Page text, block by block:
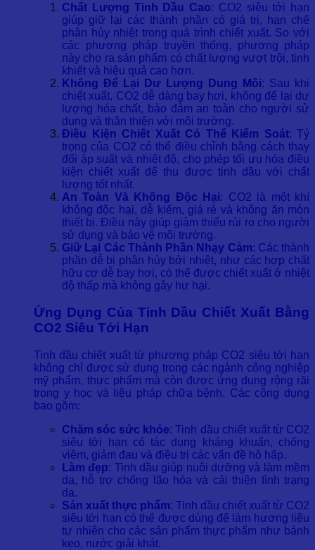
Chất Lượng Tinh Dầu Cao: CO2 siêu tới hạn
giúp giữ lại các thành phần có giá trị, hạn chế
phân hủy nhiệt trong quá trình chiết xuất. So với
các phương pháp truyền thống, phương pháp
này cho ra sản phẩm có chất lượng vượt trội, tinh
khiết và hiệu quả cao hơn.
Không Để Lại Dư Lượng Dung Môi: Sau khi
chiết xuất, CO2 dễ dàng bay hơi, không để lại dư
lượng hóa chất, bảo đảm an toàn cho người sử
dụng và thân thiện với môi trường.
Điều Kiện Chiết Xuất Có Thể Kiểm Soát: Tỷ
trọng của CO2 có thể điều chỉnh bằng cách thay
đổi áp suất và nhiệt độ, cho phép tối ưu hóa điều
kiện chiết xuất để thu được tinh dầu với chất
lượng tốt nhất.
An Toàn Và Không Độc Hại: CO2 là một khí
không độc hại, dễ kiếm, giá rẻ và không ăn mòn
thiết bị. Điều này giúp giảm thiểu rủi ro cho người
sử dụng và bảo vệ môi trường.
Giữ Lại Các Thành Phần Nhạy Cảm: Các thành
phần dễ bị phân hủy bởi nhiệt, như các hợp chất
hữu cơ dễ bay hơi, có thể được chiết xuất ở nhiệt
độ thấp mà không gây hư hại.
Ứng Dụng Của Tinh Dầu Chiết Xuất Bằng
CO2 Siêu Tới Hạn
Tinh dầu chiết xuất từ phương pháp CO2 siêu tới hạn
không chỉ được sử dụng trong các ngành công nghiệp
mỹ phẩm, thực phẩm mà còn được ứng dụng rộng rãi
trong y học và liệu pháp chữa bệnh. Các công dụng
bao gồm:
Chăm sóc sức khỏe: Tinh dầu chiết xuất từ CO2
siêu tới hạn có tác dụng kháng khuẩn, chống
viêm, giảm đau và điều trị các vấn đề hô hấp.
Làm đẹp: Tinh dầu giúp nuôi dưỡng và làm mềm
da, hỗ trợ chống lão hóa và cải thiện tình trạng
da.
Sản xuất thực phẩm: Tinh dầu chiết xuất từ CO2
siêu tới hạn có thể được dùng để làm hương liệu
tự nhiên cho các sản phẩm thực phẩm như bánh
kẹo, nước giải khát.